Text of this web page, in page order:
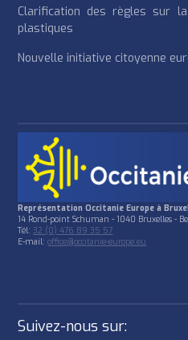
Clarification des règles sur
plastiques
Nouvelle initiative citoyenne
Représentation Occitanie Europe à
14 Rond-point Schuman - 1040 Bruxelles -
Tél:32 (0) 476 89 35 57
E-mail:office@occitanie-europe.eu
Suivez-nous sur: